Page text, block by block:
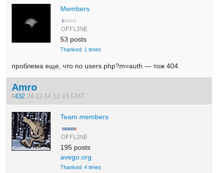
Members
53 posts
Thanked: 1 times
проблема еще, что по users.php?m=auth — тож 404.
Amro
#432 24-12-14 12:43 GMT
Team members
195 posts
avego.org
Thanked: 4 times